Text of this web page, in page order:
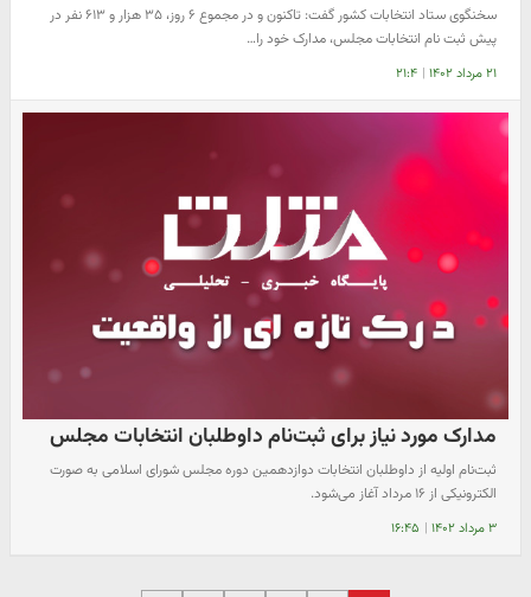
سخنگوی ستاد انتخابات کشور گفت:‌ تاکنون و در مجموع ۶ روز، ۳۵ هزار و ۶۱۳ نفر در
پیش ثبت نام انتخابات مجلس، مدارک خود را…
۲۱ مرداد ۱۴۰۲ | ۲۱:۴
مدارک مورد نیاز برای ثبت‌نام داوطلبان انتخابات مجلس
ثبت‌نام اولیه از داوطلبان انتخابات دوازدهمین دوره مجلس شورای اسلامی به صورت
الکترونیکی از ۱۶ مرداد آغاز می‌شود.
۳ مرداد ۱۴۰۲ | ۱۶:۴۵